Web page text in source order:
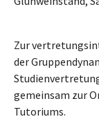
Zur
der
gemeinsam zur
Tutoriums.